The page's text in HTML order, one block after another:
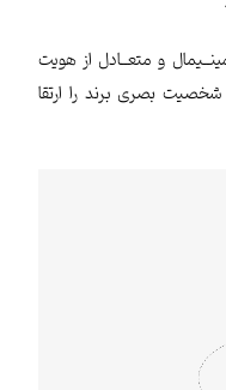
و متعــادل از هویت
بصری برند را ارتقا